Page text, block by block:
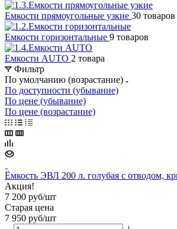
Емкости прямоугольные узкие 30 товаров
Емкости горизонтальные 9 товаров
Емкости АUТО 2 товара
Фильтр
По умолчанию (возрастание)
По доступности (убывание)
По цене (убывание)
По цене (возрастание)
Ёмкость ЭВЛ 200 л. голубая с отводом,
Акция!
7 200 руб/шт
Старая цена
7 950 руб/шт